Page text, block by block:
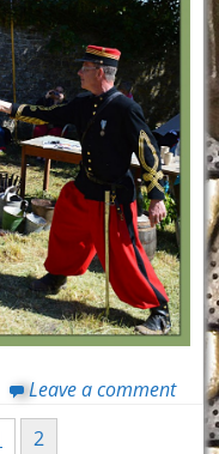
Leave a comment
2